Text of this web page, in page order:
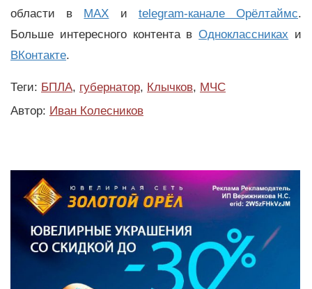
области в MAX и telegram-канале Орёлтаймс.
Больше интересного контента вОдноклассниках и
ВКонтакте.
Теги: БПЛА, губернатор, Клычков, МЧС
Автор: Иван Колесников